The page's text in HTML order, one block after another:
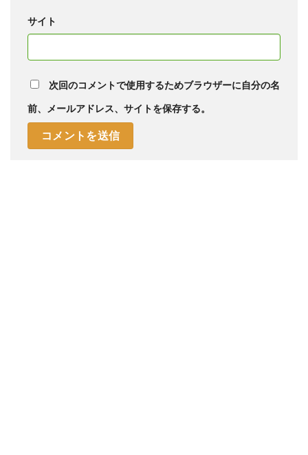
サイト
次回のコメントで使用するためブラウザーに自分の名
前、メールアドレス、サイトを保存する。